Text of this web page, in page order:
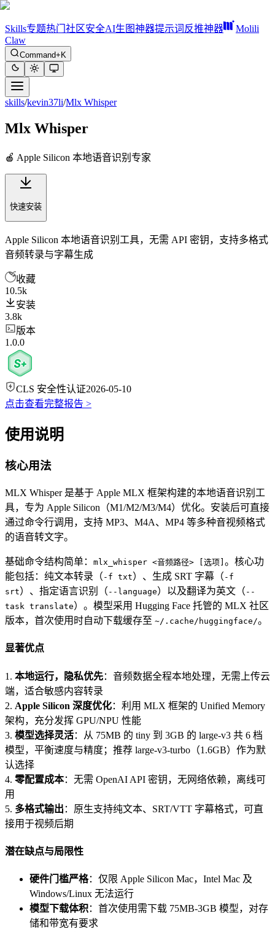
Skills专题热门 社区安全AI生图神器提示词反推神器
Molili
Claw
Command+K
skills/kevin37li/Mlx Whisper
Mlx Whisper
🍎 Apple Silicon 本地语音识别专家
快速安装
Apple Silicon 本地语音识别工具，无需 API 密钥，支持多格式
音频转录与字幕生成
收藏
10.5k
安装
3.8k
版本
1.0.0
CLS 安全性认证2026-05-10
点击查看完整报告 >
使用说明
核心用法
MLX Whisper 是基于 Apple MLX 框架构建的本地语音识别工
具，专为 Apple Silicon（M1/M2/M3/M4）优化。安装后可直接
通过命令行调用，支持 MP3、M4A、MP4 等多种音视频格式
的语音转文字。
基础命令结构简单： mlx_whisper <音频路径> [选项] 。核心功
能包括：纯文本转录（ -f txt）、生成 SRT 字幕（ -f
srt）、指定语言识别（ --language）以及翻译为英文（ --
task translate）。模型采用 Hugging Face 托管的 MLX 社区
版本，首次使用时自动下载缓存至 ~/.cache/huggingface/。
显著优点
1. 本地运行，隐私优先：音频数据全程本地处理，无需上传云
端，适合敏感内容转录
2. Apple Silicon 深度优化：利用 MLX 框架的 Unified Memory
架构，充分发挥 GPU/NPU 性能
3. 模型选择灵活：从 75MB 的 tiny 到 3GB 的 large-v3 共 6 档
模型，平衡速度与精度；推荐 large-v3-turbo（1.6GB）作为默
认选择
4. 零配置成本：无需 OpenAI API 密钥，无网络依赖，离线可
用
5. 多格式输出 ：原生支持纯文本、SRT/VTT 字幕格式，可直
接用于视频后期
潜在缺点与局限性
硬件门槛严格：仅限 Apple Silicon Mac，Intel Mac 及
Windows/Linux 无法运行
模型下载体积：首次使用需下载 75MB-3GB 模型，对存
储和带宽有要求